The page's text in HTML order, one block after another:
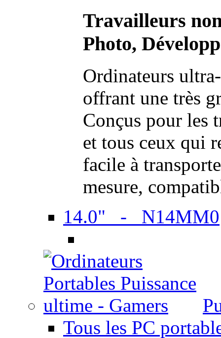
Travailleurs
Photo,
Ordinateurs
offrant une très
Conçus pour les
et tous ceux qui
facile à
mesure,
14.0" - N14MM0
Tous les PC